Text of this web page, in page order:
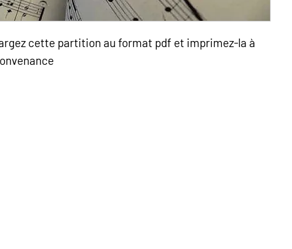
cette partition au format pdf et imprimez-la à